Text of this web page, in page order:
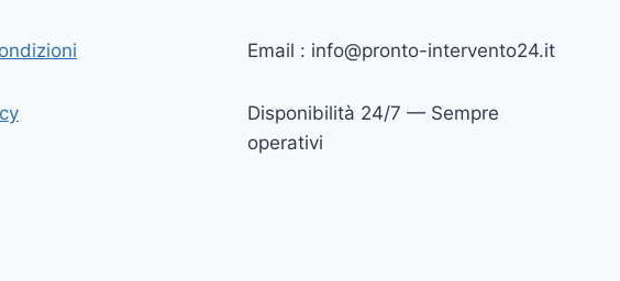
Email : info@pronto-intervento24.it
Disponibilità 24/7 — Sempre
operativi